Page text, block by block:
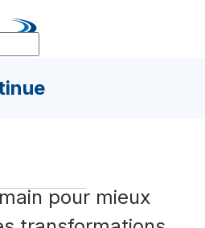
pour mieux